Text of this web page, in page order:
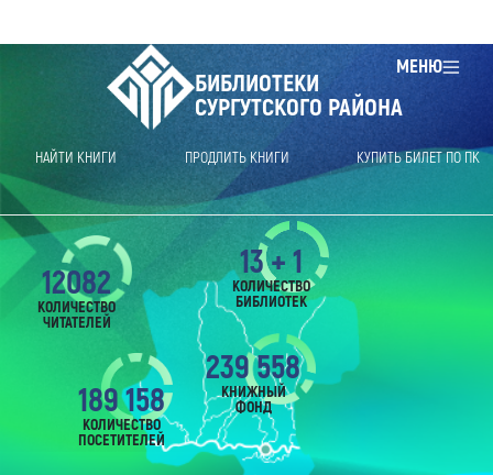
МЕНЮ
БИБЛИОТЕКИ
СУРГУТСКОГО РАЙОНА
НАЙТИ КНИГИ ПРОДЛИТЬ КНИГИ КУПИТЬ БИЛЕТ ПО ПК
12082
КОЛИЧЕСТВО
ЧИТАТЕЛЕЙ
189 158
КОЛИЧЕСТВО
ПОСЕТИТЕЛЕЙ
239 558
КНИЖНЫЙ
ФОНД
13 + 1
КОЛИЧЕСТВО
БИБЛИОТЕК